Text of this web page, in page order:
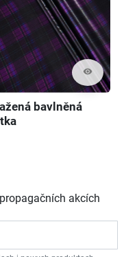
visibility
bavlněná
akcích